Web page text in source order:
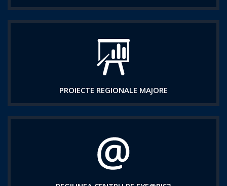
PROIECTE REGIONALE MAJORE